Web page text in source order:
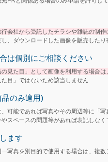
会社から受託したチラシや雑誌の制
、ダウンロードした画像を販売した
は個別にご相談ください
の見た目」として画像を利用する場合
目」ではないため該当しません
のみ適用)
可能であれば写真やその周辺等に「
スペースの問題等があれば表記しな
ます
写真を別目的で使用する場合は、複